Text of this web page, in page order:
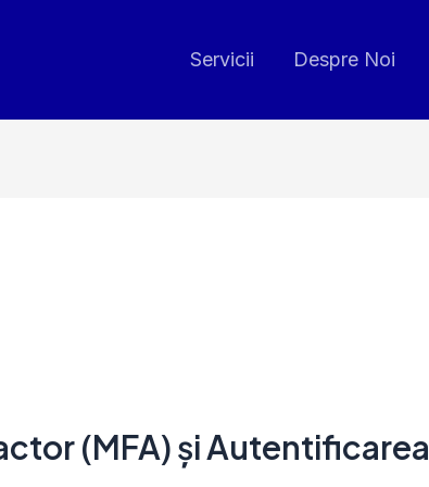
Servicii Despre Noi
(MFA) și Autentificarea